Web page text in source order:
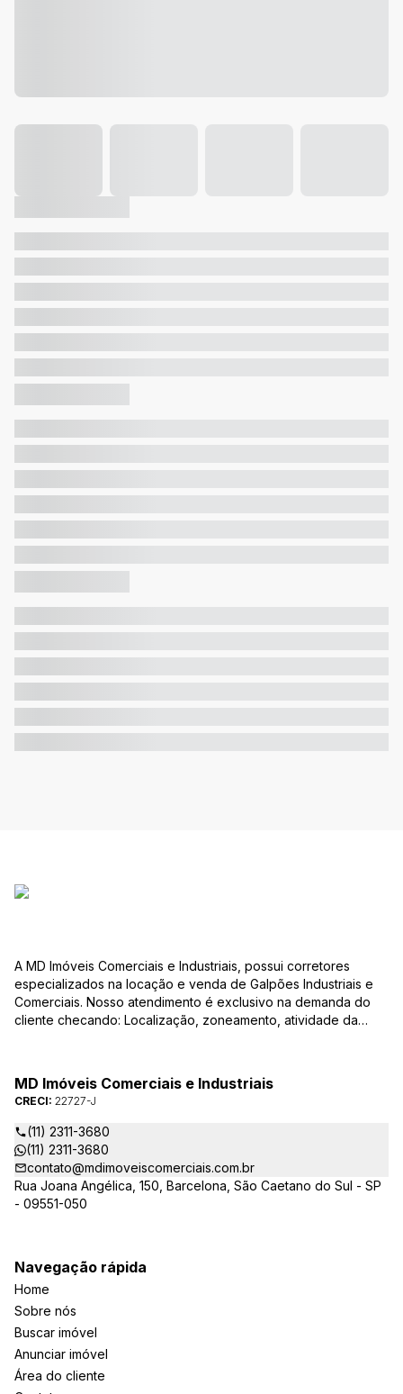
A MD Imóveis Comerciais e Industriais, possui corretores
especializados na locação e venda de Galpões Industriais e
Comerciais. Nosso atendimento é exclusivo na demanda do
cliente checando: Localização, zoneamento, atividade da
atender de verdade a sua necessidade!
MD Imóveis Comerciais e Industriais
CRECI: 22727-J
(11) 2311-3680
(11) 2311-3680
contato@mdimoveiscomerciais.com.br
Rua Joana Angélica, 150, Barcelona, São Caetano do Sul - SP
- 09551-050
Navegação rápida
Home
Sobre nós
Buscar imóvel
Anunciar imóvel
Área do cliente